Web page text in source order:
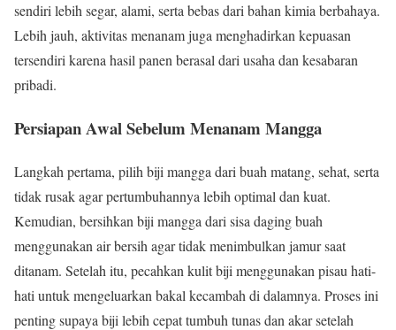
sendiri lebih segar, alami, serta bebas dari bahan kimia berbahaya.
Lebih jauh, aktivitas menanam juga menghadirkan kepuasan
tersendiri karena hasil panen berasal dari usaha dan kesabaran
pribadi.
Persiapan Awal Sebelum Menanam Mangga
Langkah pertama, pilih biji mangga dari buah matang, sehat, serta
tidak rusak agar pertumbuhannya lebih optimal dan kuat.
Kemudian, bersihkan biji mangga dari sisa daging buah
menggunakan air bersih agar tidak menimbulkan jamur saat
ditanam. Setelah itu, pecahkan kulit biji menggunakan pisau hati-
hati untuk mengeluarkan bakal kecambah di dalamnya. Proses ini
penting supaya biji lebih cepat tumbuh tunas dan akar setelah